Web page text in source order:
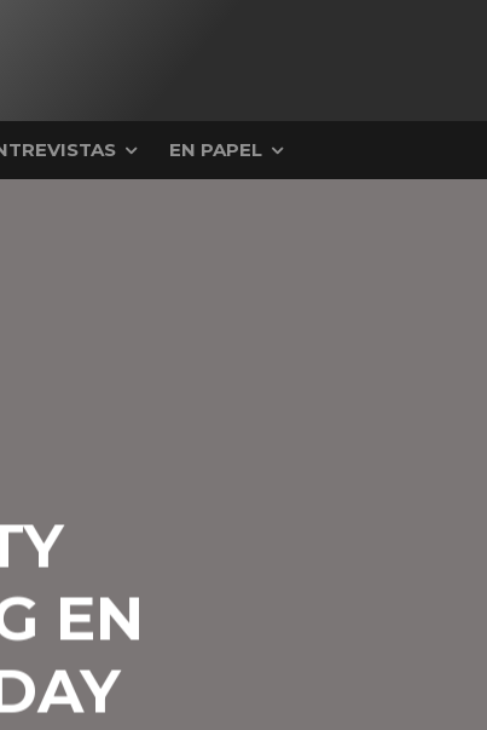
EN PAPEL
EN